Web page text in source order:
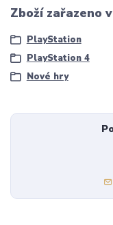
Zboží zařazeno
PlayStation
PlayStation 4
Nové hry